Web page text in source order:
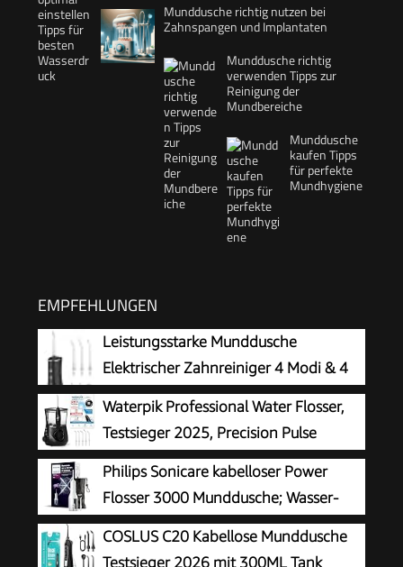
Munddusche richtig nutzen bei
Zahnspangen und Implantaten
Munddusche richtig
verwenden Tipps zur
Reinigung der
Mundbereiche
Munddusche
kaufen Tipps
für perfekte
Mundhygiene
EMPFEHLUNGEN
Leistungsstarke Munddusche
Elektrischer Zahnreiniger 4 Modi & 4
Düsen Kabellose Munddusche IPX7
Wasserdicht
Waterpik Professional Water Flosser,
Testsieger 2025, Precision Pulse
Technology, TÜV Siegel, bis zu 99,9
Prozent Plaque Entfernung, 6x Aufsätze, 10x
individuelle Modi, integrierter Timer, Schwarz
Philips Sonicare kabelloser Power
Flosser 3000 Munddusche; Wasser-
Flosser für Zähne, Zahnfleisch und
Zahnpflege, weiß (Modell HX3826/31)
COSLUS C20 Kabellose Munddusche
Testsieger 2026 mit 300ML Tank